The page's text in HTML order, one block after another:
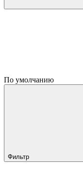
По умолчанию
Фильтр